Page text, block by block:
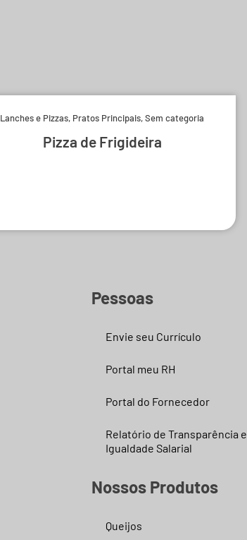
Lanches e Pizzas, Pratos Principais,Sem categoria
Pizza de Frigideira
Pessoas
Envie seu Currículo
Portal meu RH
Portal do Fornecedor
Relatório de Transparência e
Igualdade Salarial
Nossos Produtos
Queijos